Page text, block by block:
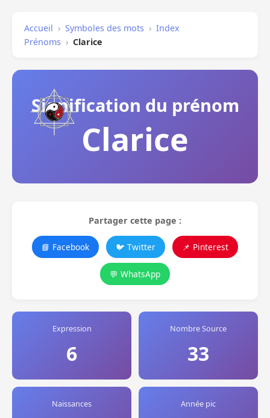
Accueil › Symboles des mots › Index
Prénoms › Clarice
Signification du prénom
Clarice
Partager cette page :
📘 Facebook 🐦 Twitter 📌 Pinterest
💬 WhatsApp
Expression
6
Nombre Source
33
Naissances Année pic